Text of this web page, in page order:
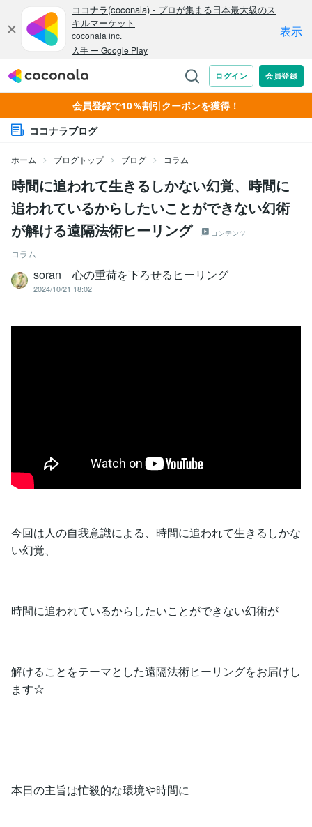
会員登録で10％割引クーポンを獲得！
ココナラブログ
ホーム ブログトップ ブログ コラム
時間に追われて生きるしかない幻覚、時間に
追われているからしたいことができない幻術
が解ける遠隔法術ヒーリング
コンテンツ
コラム
soran 心の重荷を下ろせるヒーリング
2024/10/21 18:02
今回は人の自我意識による、時間に追われて生きるしかな
い幻覚、
時間に追われているからしたいことができない幻術が
解けることをテーマとした遠隔法術ヒーリングをお届けし
ます☆
本日の主旨は忙殺的な環境や時間に